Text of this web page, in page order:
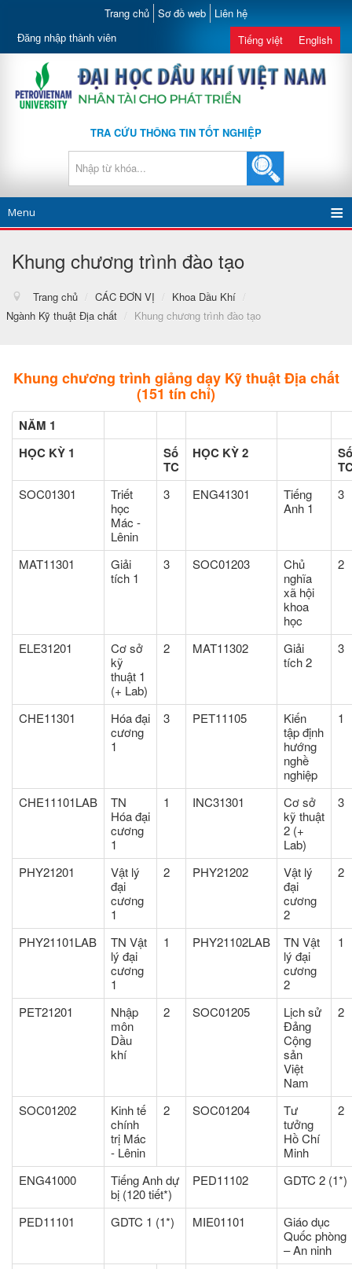
Trang chủ Sơ đồ web Liên hệ
Đăng nhập thành viên Tiếng việt English
TRA CỨU THÔNG TIN TỐT NGHIỆP
Menu
Khung chương trình đào tạo
Trang chủ / CÁC ĐƠN VỊ / Khoa Dầu Khí
/
Ngành Kỹ thuật Địa chất / Khung chương trình đào tạo
Khung chương trình giảng dạy Kỹ thuật Địa chất
(151 tín chỉ)
NĂM 1
HỌC KỲ 1
Số
TC
HỌC KỲ 2
Số
SOC01301
Triết
học
Mác -
Lênin
3 ENG41301
Tiếng
Anh 1
3
MAT11301
Giải
tích 1
3 SOC01203
Chủ
nghĩa
xã hội
khoa
học
2
ELE31201
Cơ sở
kỹ
thuật 1
(+ Lab)
2 MAT11302
Giải
tích 2
3
CHE11301
Hóa đại
cương
1
3 PET11105
Kiến
tập định
hướng
nghề
nghiệp
1
CHE11101LAB
TN
Hóa đại
cương
1
1 INC31301
Cơ sở
kỹ thuật
2 (+
Lab)
3
PHY21201
Vật lý
đại
cương
1
2 PHY21202
Vật lý
đại
cương
2
2
PHY21101LAB
TN Vật
lý đại
cương
1
1 PHY21102LAB
TN Vật
lý đại
cương
2
1
PET21201
Nhập
môn
Dầu
khí
2 SOC01205
Lịch sử
Đảng
Cộng
sản
Việt
Nam
2
SOC01202
Kinh tế
chính
trị Mác
- Lênin
2 SOC01204
Tư
tưởng
Hồ Chí
Minh
2
ENG41000
Tiếng Anh dự
bị (120 tiết*)
PED11102 GDTC 2 (1*)
PED11101 GDTC 1 (1*) MIE01101
Giáo dục
Quốc phòng
– An ninh